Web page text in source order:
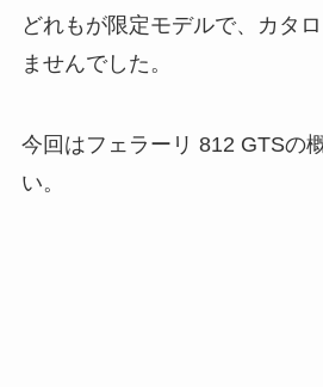
どれもが限定モデルで、カタ
ませんでした。
今回はフェラーリ 812 GTSの
い。